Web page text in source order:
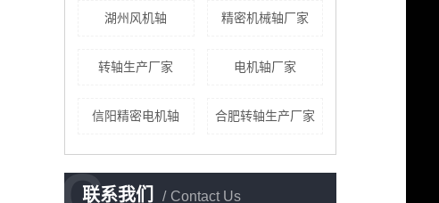
湖州风机轴 精密机械轴厂家
转轴生产厂家 电机轴厂家
信阳精密电机轴 合肥转轴生产厂家
联系我们 Contact Us